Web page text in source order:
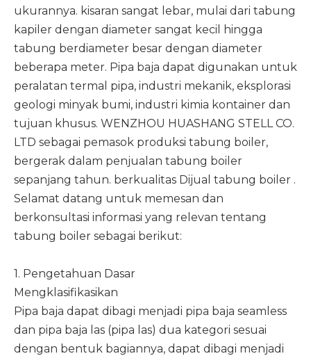
ukurannya. kisaran sangat lebar, mulai dari tabung
kapiler dengan diameter sangat kecil hingga
tabung berdiameter besar dengan diameter
beberapa meter. Pipa baja dapat digunakan untuk
peralatan termal pipa, industri mekanik, eksplorasi
geologi minyak bumi, industri kimia kontainer dan
tujuan khusus. WENZHOU HUASHANG STELL CO.
LTD sebagai pemasok produksi tabung boiler,
bergerak dalam penjualan tabung boiler
sepanjang tahun. berkualitas Dijual tabung boiler .
Selamat datang untuk memesan dan
berkonsultasi informasi yang relevan tentang
tabung boiler sebagai berikut:
1. Pengetahuan Dasar
Mengklasifikasikan
Pipa baja dapat dibagi menjadi pipa baja seamless
dan pipa baja las (pipa las) dua kategori sesuai
dengan bentuk bagiannya, dapat dibagi menjadi